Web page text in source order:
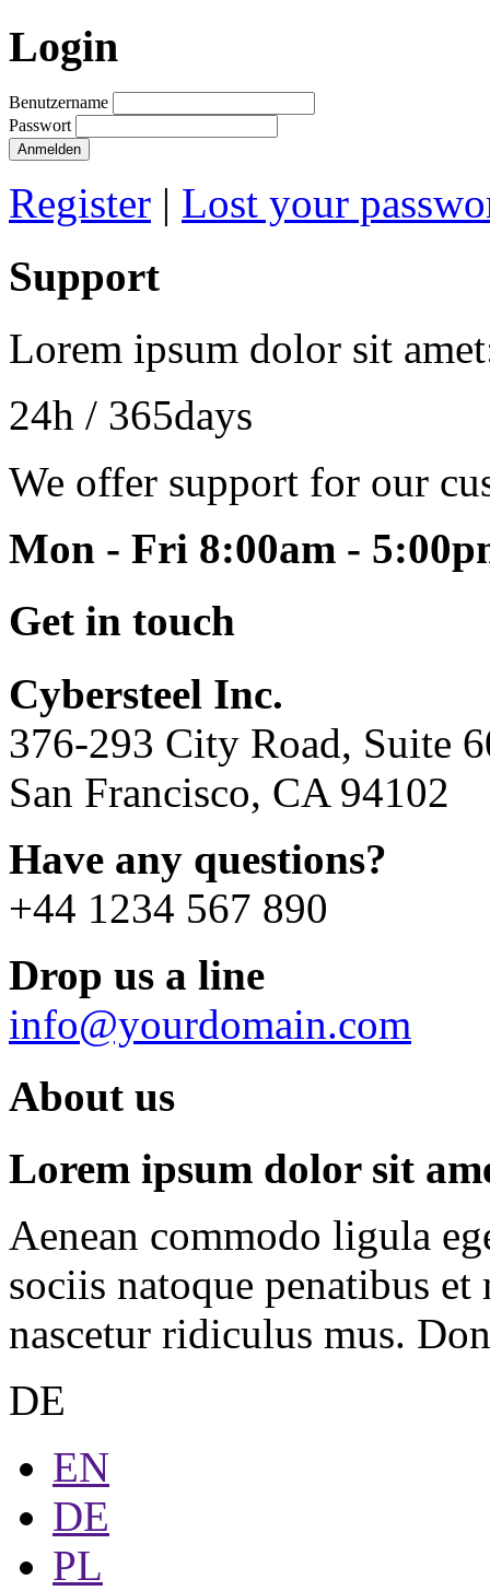
Login
Benutzername
Passwort
Anmelden
Register | Lost your
Support
Lorem ipsum dolor sit
24h / 365days
We offer support for our
Mon - Fri 8:00am -
Get in touch
Cybersteel Inc.
376-293 City Road, Suite
San Francisco, CA 94102
Have any questions?
+44 1234 567 890
Drop us a line
info@yourdomain.com
About us
Lorem ipsum dolor sit
Aenean commodo ligula
sociis natoque penatibus
nascetur ridiculus mus.
DE
EN
DE
PL